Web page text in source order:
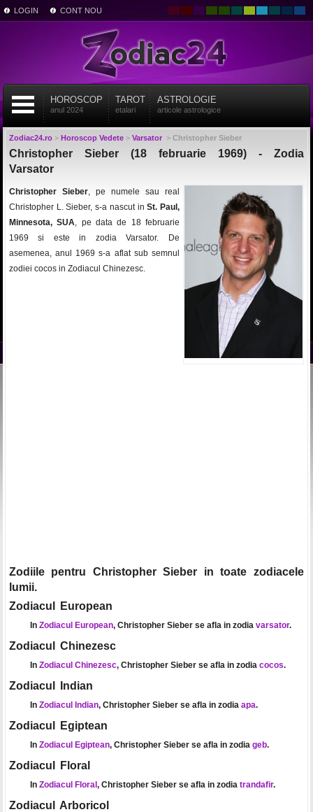
LOGIN CONT NOU
HOROSCOP
anul 2024
TAROT
etalari
ASTROLOGIE
articole astrologice
Zodiac24.ro> Horoscop Vedete> Varsator> Christopher Sieber
Christopher Sieber (18 februarie 1969) - Zodia
Varsator
Christopher Sieber, pe numele sau real
Christopher L. Sieber, s-a nascut inSt. Paul,
Minnesota, SUA, pe data de 18 februarie
1969 si este in zodia Varsator. De
asemenea, anul 1969 s-a aflat sub semnul
zodiei cocos in Zodiacul Chinezesc.
Zodiile pentru Christopher Sieber in toate zodiacele
lumii.
Zodiacul European
In Zodiacul European, Christopher Sieber se afla in zodia varsator.
Zodiacul Chinezesc
In Zodiacul Chinezesc, Christopher Sieber se afla in zodia cocos.
Zodiacul Indian
In Zodiacul Indian, Christopher Sieber se afla in zodia apa.
Zodiacul Egiptean
In Zodiacul Egiptean, Christopher Sieber se afla in zodia geb.
Zodiacul Floral
In Zodiacul Floral, Christopher Sieber se afla in zodia trandafir.
Zodiacul Arboricol